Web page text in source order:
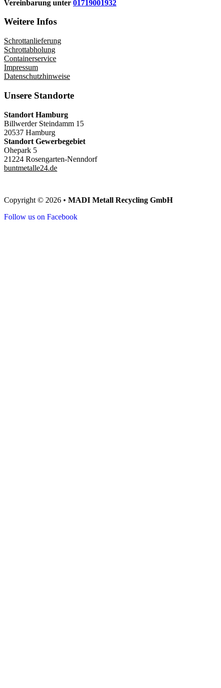
Vereinbarung unter 01719001932
Weitere Infos
Schrottanlieferung
Schrottabholung
Containerservice
Impressum
Datenschutzhinweise
Unsere Standorte
Standort Hamburg
Billwerder Steindamm 15
20537 Hamburg
Standort Gewerbegebiet
Ohepark 5
21224 Rosengarten-Nenndorf
buntmetalle24.de
Copyright © 2026 • MADI Metall Recycling GmbH
Follow us on Facebook